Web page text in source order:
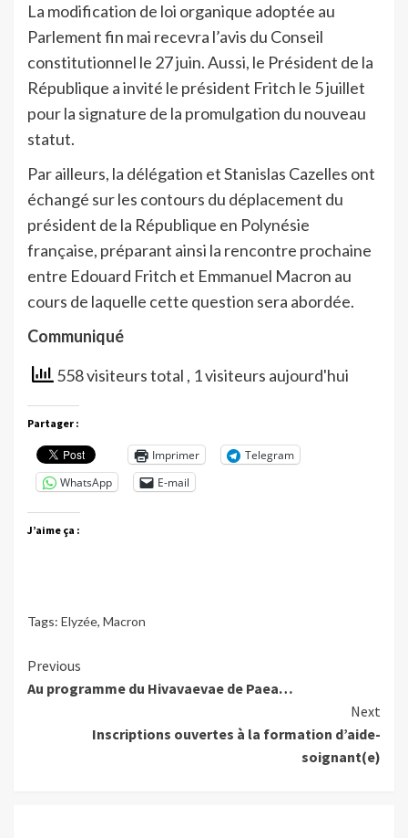
La modification de loi organique adoptée au
Parlement fin mai recevra l’avis du Conseil
constitutionnel le 27 juin. Aussi, le Président de la
République a invité le président Fritch le 5 juillet
pour la signature de la promulgation du nouveau
statut.
Par ailleurs, la délégation et Stanislas Cazelles ont
échangé sur les contours du déplacement du
président de la République en Polynésie
française, préparant ainsi la rencontre prochaine
entre Edouard Fritch et Emmanuel Macron au
cours de laquelle cette question sera abordée.
Communiqué
558 visiteurs total , 1 visiteurs aujourd'hui
Partager :
Imprimer
Telegram
WhatsApp
E-mail
J’aime ça :
Tags: Elyzée, Macron
Continue
Reading
Previous
Au programme du Hivavaevae de Paea…
Next
Inscriptions ouvertes à la formation d’aide-
soignant(e)